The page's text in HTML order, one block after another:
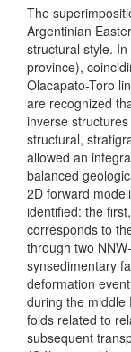
The
Argentinian
structural style.
province),
Olacapato-Toro
are recognized
inverse
structural,
allowed an
balanced
2D forward
identified: the
corresponds to
through two
synsedimentary
deformation
during the middle
folds related to
subsequent